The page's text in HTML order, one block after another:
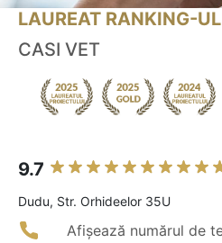
LAUREAT RANKING-
CASI VET
9.7
Dudu, Str. Orhideelor 35U
Afișează numărul de